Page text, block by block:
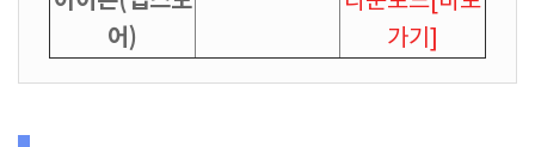
어)
가기]